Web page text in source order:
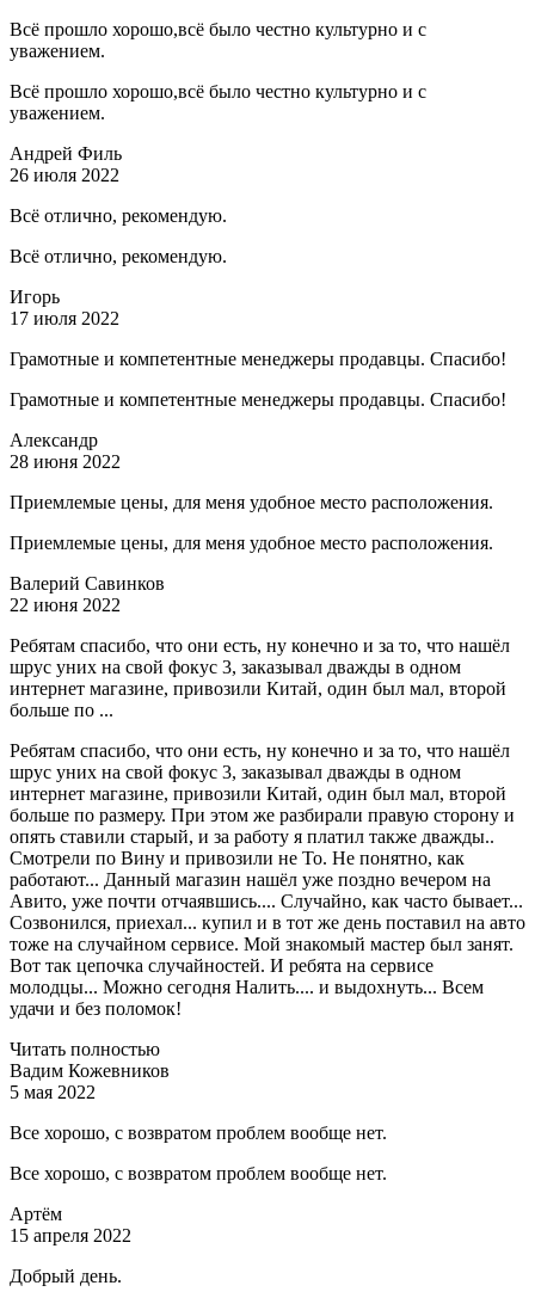
Всё прошло хорошо,всё было честно культурно и с
уважением.
Всё прошло хорошо,всё было честно культурно и с
уважением.
Андрей Филь
26 июля 2022
Всё отлично, рекомендую.
Всё отлично, рекомендую.
Игорь
17 июля 2022
Грамотные и компетентные менеджеры продавцы. Спасибо!
Грамотные и компетентные менеджеры продавцы. Спасибо!
Александр
28 июня 2022
Приемлемые цены, для меня удобное место расположения.
Приемлемые цены, для меня удобное место расположения.
Валерий Савинков
22 июня 2022
Ребятам спасибо, что они есть, ну конечно и за то, что нашёл
шрус уних на свой фокус 3, заказывал дважды в одном
интернет магазине, привозили Китай, один был мал, второй
больше по ...
Ребятам спасибо, что они есть, ну конечно и за то, что нашёл
шрус уних на свой фокус 3, заказывал дважды в одном
интернет магазине, привозили Китай, один был мал, второй
больше по размеру. При этом же разбирали правую сторону и
опять ставили старый, и за работу я платил также дважды..
Смотрели по Вину и привозили не То. Не понятно, как
работают... Данный магазин нашёл уже поздно вечером на
Авито, уже почти отчаявшись.... Случайно, как часто бывает...
Созвонился, приехал... купил и в тот же день поставил на авто
тоже на случайном сервисе. Мой знакомый мастер был занят.
Вот так цепочка случайностей. И ребята на сервисе
молодцы... Можно сегодня Налить.... и выдохнуть... Всем
удачи и без поломок!
Читать полностью
Вадим Кожевников
5 мая 2022
Все хорошо, с возвратом проблем вообще нет.
Все хорошо, с возвратом проблем вообще нет.
Артём
15 апреля 2022
Добрый день.